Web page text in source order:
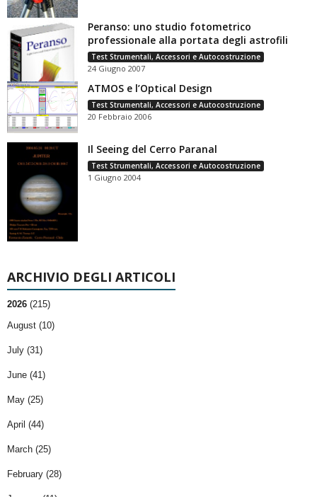
Peranso: uno studio fotometrico
professionale alla portata degli astrofili
Test Strumentali, Accessori e Autocostruzione
24 Giugno 2007
ATMOS e l’Optical Design
Test Strumentali, Accessori e Autocostruzione
20 Febbraio 2006
Il Seeing del Cerro Paranal
Test Strumentali, Accessori e Autocostruzione
1 Giugno 2004
ARCHIVIO DEGLI ARTICOLI
2026 (215)
August (10)
July (31)
June (41)
May (25)
April (44)
March (25)
February (28)